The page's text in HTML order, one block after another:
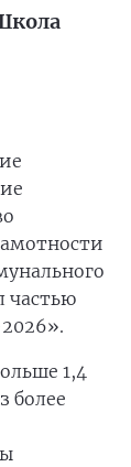
частью
1,4
более